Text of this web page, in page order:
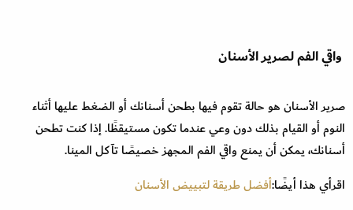
واقي الفم لصرير الأسنان
صرير الأسنان هو حالة تقوم فيها بطحن أسنانك أو الضغط عليها أثناء
النوم أو القيام بذلك دون وعي عندما تكون مستيقظًا. إذا كنت تطحن
أسنانك، يمكن أن يمنع واقي الفم المجهز خصيصًا تآكل المينا.
اقرأي هذا أيضًا:أفضل طريقة لتبييض الأسنان